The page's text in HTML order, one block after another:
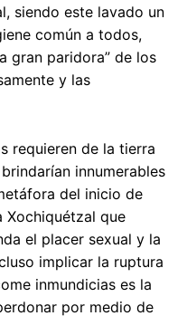
siendo este lavado un
común a todos,
gran paridora” de los
y las
requieren de la tierra
innumerables
del inicio de
Xochiquétzal que
el placer sexual y la
implicar la ruptura
inmundicias es la
por medio de